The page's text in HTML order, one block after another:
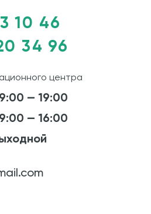
10 46
34 96
центра
— 19:00
— 16:00